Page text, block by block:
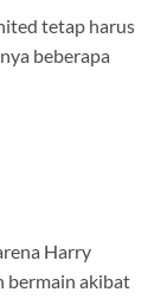
tetap harus
beberapa
Harry
bermain akibat